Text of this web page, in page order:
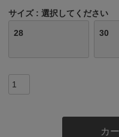
サイズ 選択してください
28 30
カ